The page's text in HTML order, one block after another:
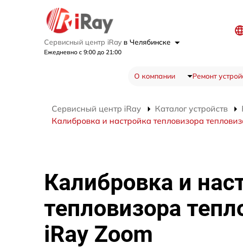
Сервисный центр iRay в Челябинске
Ежедневно с 9:00 до 21:00
О компании Ремонт
Сервисный центр iRay Каталог устройств
Калибровка и настройка тепловизора
Калибровка и
тепловизора
iRay Zoom